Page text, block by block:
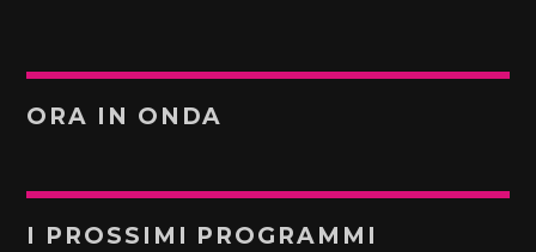
ORA IN ONDA
I PROSSIMI PROGRAMMI